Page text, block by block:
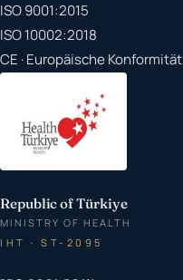
ISO 9001:2015
ISO 10002:2018
CE · Europäische Konformität
Republic of Türkiye
MINISTRY OF HEALTH
IHT · ST-2095